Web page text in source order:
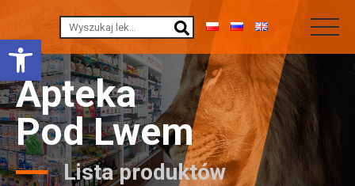
Otwórz pasek narzędzi
Apteka
Pod Lwem
Lista produktów